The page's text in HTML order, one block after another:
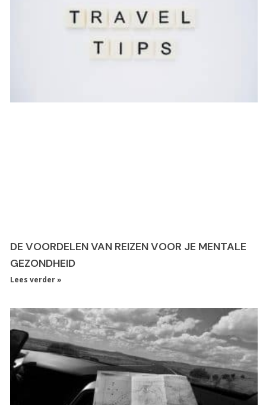
DE VOORDELEN VAN REIZEN VOOR JE MENTALE
GEZONDHEID
Lees verder »